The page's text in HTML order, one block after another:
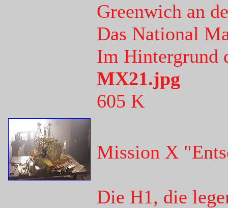
Greenwich an
Das National
Im Hintergrund
MX21.jpg
605 K
Mission X
Die H1, die